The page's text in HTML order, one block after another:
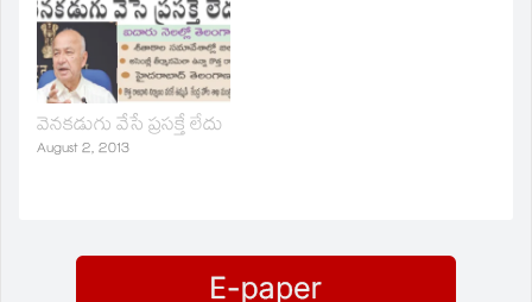
వెనకడుగు వేసే ప్రసక్తే లేదు
August 2, 2013